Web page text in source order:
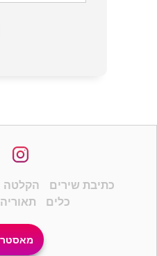
הקלטה
כתיבת שירים
תאוריה כלים
מאסטר